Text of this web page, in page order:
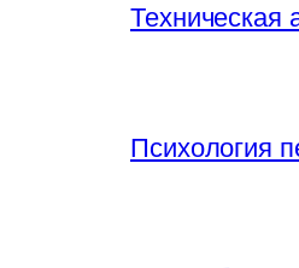
Техническая
Психология